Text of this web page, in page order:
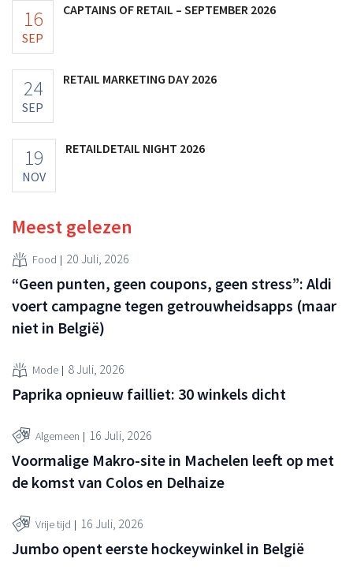
16
SEP
CAPTAINS OF RETAIL – SEPTEMBER 2026
24
SEP
RETAIL MARKETING DAY 2026
19
NOV
RETAILDETAIL NIGHT 2026
Meest gelezen
Food 20 Juli, 2026
“Geen punten, geen coupons, geen stress”: Aldi
voert campagne tegen getrouwheidsapps (maar
niet in België)
Mode 8 Juli, 2026
Paprika opnieuw failliet: 30 winkels dicht
Algemeen 16 Juli, 2026
Voormalige Makro-site in Machelen leeft op met
de komst van Colos en Delhaize
Vrije tijd 16 Juli, 2026
Jumbo opent eerste hockeywinkel in België